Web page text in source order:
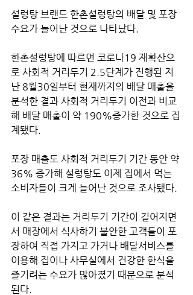
설렁탕 브랜드 한촌설렁탕의 배달 및 포장
수요가 늘어난 것으로 나타났다.
한촌설렁탕에 따르면 코로나19 재확산으
로 사회적 거리두기 2.5단계가 진행된 지
난 8월30일부터 현재까지의 배달 매출을
분석한 결과 사회적 거리두기 이전과 비교
해 배달 매출이 약 190%증가한 것으로 집
계됐다.
포장 매출도 사회적 거리두기 기간 동안 약
36% 증가해 설렁탕도 이제 집에서 먹는
소비자들이 크게 늘어난 것으로 조사됐다.
이 같은 결과는 거리두기 기간이 길어지면
서 매장에서 식사하기 불안한 고객들이 포
장하여 직접 가지고 가거나 배달서비스를
이용해 집이나 사무실에서 건강한 한식을
즐기려는 수요가 많아졌기 때문으로 분석
된다.